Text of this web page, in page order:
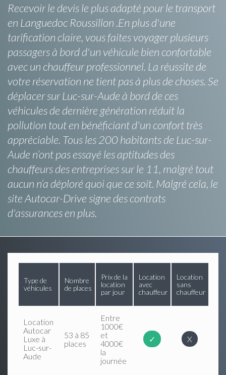
Recevoir le devis le plus adapté pour le transport
en Languedoc Roussillon .En plus d'une
tarification claire, vous faites voyager plusieurs
passagers à bord d'un véhicule bien confortable
avec un chauffeur professionnel. La réussite de
votre réservation ne tient pas à plus de choses. Se
déplacer sur Luc-sur-Aude à bord de ces
véhicules de dernière génération réduit la
pollution tout en bénéficiant d'un confort très
appréciable. Tous les 200 habitants de Luc-sur-
Aude n’ont pas essayé les aptitudes des
chauffeurs des entreprises sur le 11, malgré tout
aucun n’a déploré quoi que ce soit. Malgré cela, le
site Autocar-Drive signe des contrats
d'assurances en plus.
Type de
véhicules
Nombre
de places
Prix de la
location
par jour
Location
avec
chauffeur
Location
sans
chauffeur
Location
Autocar
Luxe à
Luc-sur-
Aude
53 à 85
places
Entre
1000€
et
4000€
la
journée
✓ X